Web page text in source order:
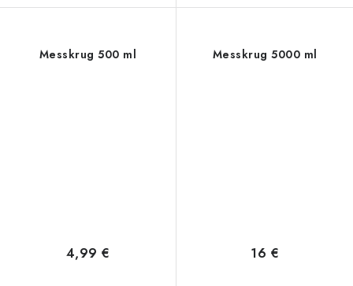
Messkrug 500 ml
4,99 €
Messkrug 5000 ml
16 €